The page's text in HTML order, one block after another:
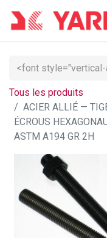
Tous les produits
ACIER ALLIÉ —
ÉCROUS
ASTM A194 GR 2H